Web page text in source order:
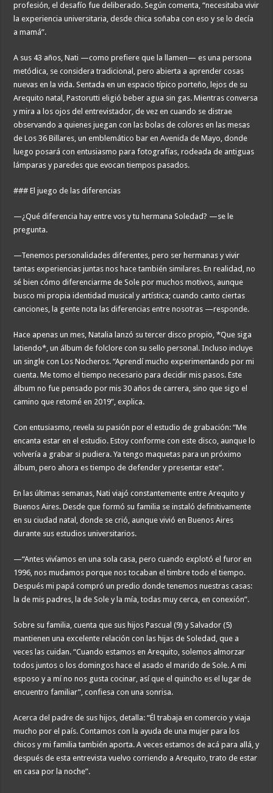
profesión, el desafío fue deliberado. Según comenta, “necesitaba vivir
la experiencia universitaria, desde chica soñaba con eso y se lo decía
a mamá”.
A sus 43 años, Nati —como prefiere que la llamen— es una persona
metódica, se considera tradicional, pero abierta a aprender cosas
nuevas en la vida. Sentada en un espacio típico porteño, lejos de su
Arequito natal, Pastorutti eligió beber agua sin gas. Mientras conversa
y mira a los ojos del entrevistador, de vez en cuando se distrae
observando a quienes juegan con las bolas de colores en las mesas
de Los 36 Billares, un emblemático bar en Avenida de Mayo, donde
luego posará con entusiasmo para fotografías, rodeada de antiguas
lámparas y paredes que evocan tiempos pasados.
### El juego de las diferencias
—¿Qué diferencia hay entre vos y tu hermana Soledad? —se le
pregunta.
—Tenemos personalidades diferentes, pero ser hermanas y vivir
tantas experiencias juntas nos hace también similares. En realidad, no
sé bien cómo diferenciarme de Sole por muchos motivos, aunque
busco mi propia identidad musical y artística; cuando canto ciertas
canciones, la gente nota las diferencias entre nosotras —responde.
Hace apenas un mes, Natalia lanzó su tercer disco propio, *Que siga
latiendo*, un álbum de folclore con su sello personal. Incluso incluye
un single con Los Nocheros. “Aprendí mucho experimentando por mi
cuenta. Me tomo el tiempo necesario para decidir mis pasos. Este
álbum no fue pensado por mis 30 años de carrera, sino que sigo el
camino que retomé en 2019”, explica.
Con entusiasmo, revela su pasión por el estudio de grabación: “Me
encanta estar en el estudio. Estoy conforme con este disco, aunque lo
volvería a grabar si pudiera. Ya tengo maquetas para un próximo
álbum, pero ahora es tiempo de defender y presentar este”.
En las últimas semanas, Nati viajó constantemente entre Arequito y
Buenos Aires. Desde que formó su familia se instaló definitivamente
en su ciudad natal, donde se crió, aunque vivió en Buenos Aires
durante sus estudios universitarios.
—“Antes vivíamos en una sola casa, pero cuando explotó el furor en
1996, nos mudamos porque nos tocaban el timbre todo el tiempo.
Después mi papá compró un predio donde tenemos nuestras casas:
la de mis padres, la de Sole y la mía, todas muy cerca, en conexión”.
Sobre su familia, cuenta que sus hijos Pascual (9) y Salvador (5)
mantienen una excelente relación con las hijas de Soledad, que a
veces las cuidan. “Cuando estamos en Arequito, solemos almorzar
todos juntos o los domingos hace el asado el marido de Sole. A mi
esposo y a mí no nos gusta cocinar, así que el quincho es el lugar de
encuentro familiar”, confiesa con una sonrisa.
Acerca del padre de sus hijos, detalla: “Él trabaja en comercio y viaja
mucho por el país. Contamos con la ayuda de una mujer para los
chicos y mi familia también aporta. A veces estamos de acá para allá, y
después de esta entrevista vuelvo corriendo a Arequito, trato de estar
en casa por la noche”.